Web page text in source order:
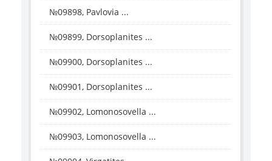
№09898, Pavlovia ...
№09899, Dorsoplanites ...
№09900, Dorsoplanites ...
№09901, Dorsoplanites ...
№09902, Lomonosovella ...
№09903, Lomonosovella ...